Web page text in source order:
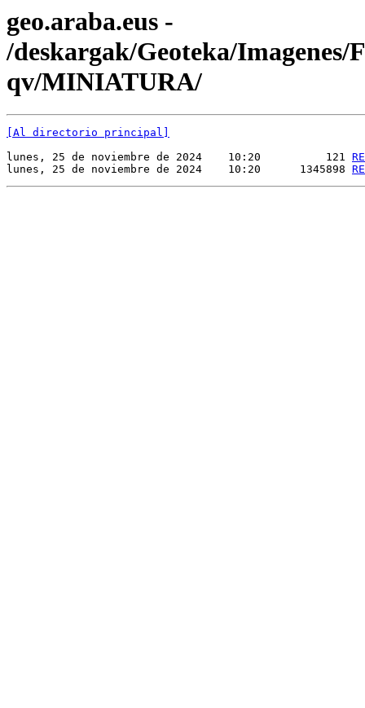
geo.araba.eus -
/deskargak/Geoteka/Imagenes/
qv/MINIATURA/
[Al directorio principal]
lunes, 25 de noviembre de 2024    10:20          121
lunes, 25 de noviembre de 2024    10:20      1345898